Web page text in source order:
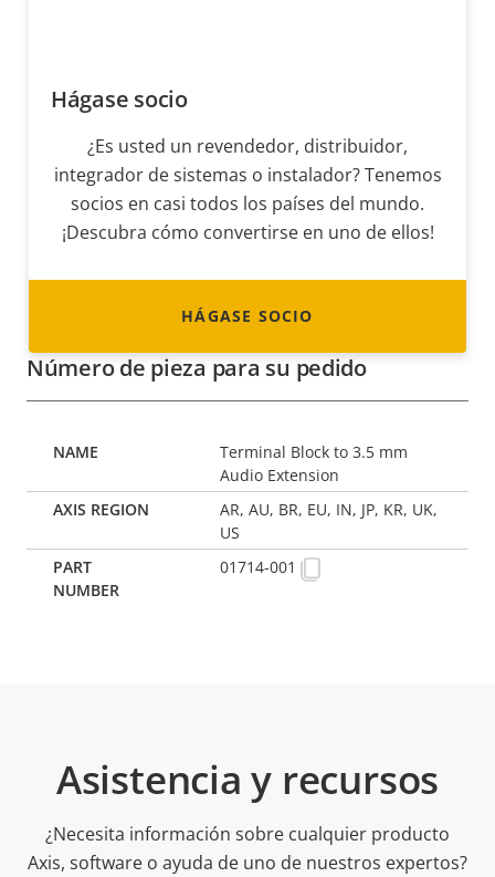
Hágase socio
¿Es usted un revendedor, distribuidor,
integrador de sistemas o instalador? Tenemos
socios en casi todos los países del mundo.
¡Descubra cómo convertirse en uno de ellos!
HÁGASE SOCIO
Número de pieza para su pedido
Terminal Block to 3.5 mm
Audio Extension
AR, AU, BR, EU, IN, JP, KR, UK,
US
01714-001
Asistencia y recursos
¿Necesita información sobre cualquier producto
Axis, software o ayuda de uno de nuestros expertos?